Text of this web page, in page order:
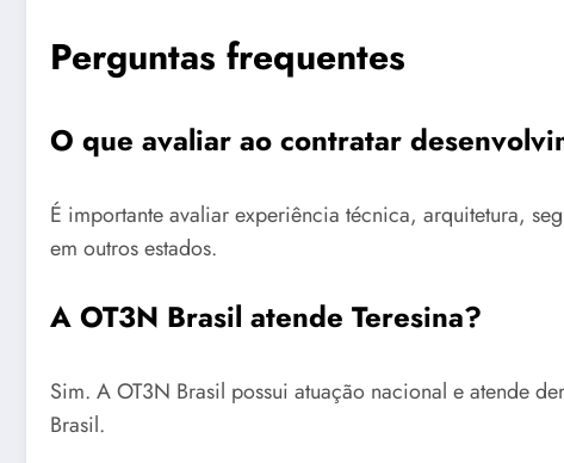
Perguntas frequentes
O que avaliar ao contratar
É importante avaliar experiência técnica, arquitetura,
em outros estados.
A OT3N Brasil atende Teresina?
Sim. A OT3N Brasil possui atuação nacional e atende
Brasil.